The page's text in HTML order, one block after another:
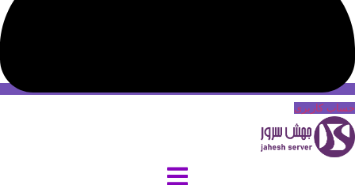
حساب کاربری